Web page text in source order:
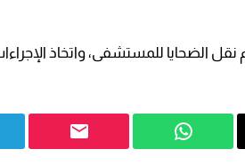
الضحايا للمستشفى، واتخاذ الإجراءات